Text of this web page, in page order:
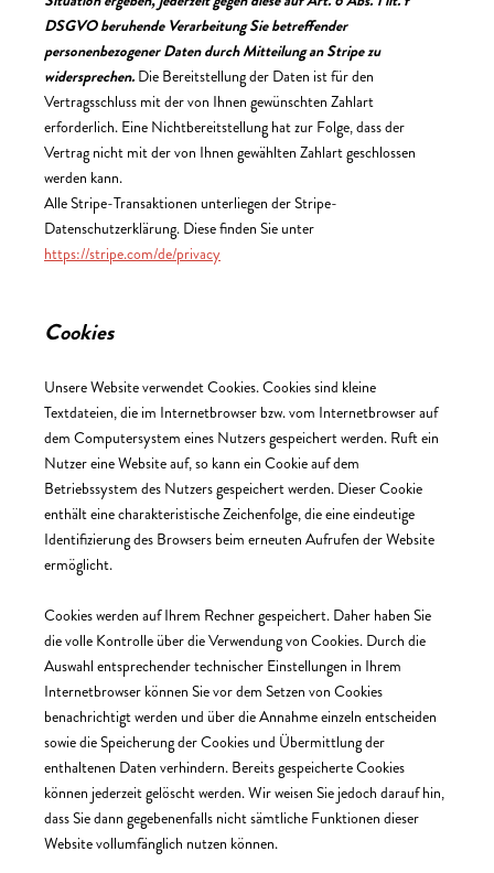
DSGVO beruhende Verarbeitung Sie betreffender
personenbezogener Daten durch Mitteilung an Stripe zu
widersprechen. Die Bereitstellung der Daten ist für den
Vertragsschluss mit der von Ihnen gewünschten Zahlart
erforderlich. Eine Nichtbereitstellung hat zur Folge, dass der
Vertrag nicht mit der von Ihnen gewählten Zahlart geschlossen
werden kann.
Alle Stripe-Transaktionen unterliegen der Stripe-
Datenschutzerklärung. Diese finden Sie unter
https://stripe.com/de/privacy
Cookies
Unsere Website verwendet Cookies. Cookies sind kleine
Textdateien, die im Internetbrowser bzw. vom Internetbrowser auf
dem Computersystem eines Nutzers gespeichert werden. Ruft ein
Nutzer eine Website auf, so kann ein Cookie auf dem
Betriebssystem des Nutzers gespeichert werden. Dieser Cookie
enthält eine charakteristische Zeichenfolge, die eine eindeutige
Identifizierung des Browsers beim erneuten Aufrufen der Website
ermöglicht.
Cookies werden auf Ihrem Rechner gespeichert. Daher haben Sie
die volle Kontrolle über die Verwendung von Cookies. Durch die
Auswahl entsprechender technischer Einstellungen in Ihrem
Internetbrowser können Sie vor dem Setzen von Cookies
benachrichtigt werden und über die Annahme einzeln entscheiden
sowie die Speicherung der Cookies und Übermittlung der
enthaltenen Daten verhindern. Bereits gespeicherte Cookies
können jederzeit gelöscht werden. Wir weisen Sie jedoch darauf hin,
dass Sie dann gegebenenfalls nicht sämtliche Funktionen dieser
Website vollumfänglich nutzen können.